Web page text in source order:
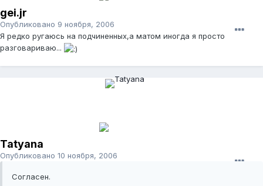
gei.jr
Опубликовано 9 ноября, 2006
Я редко ругаюсь на подчиненных,а матом иногда я просто
разговариваю...
Tatyana
Опубликовано 10 ноября, 2006
Согласен.